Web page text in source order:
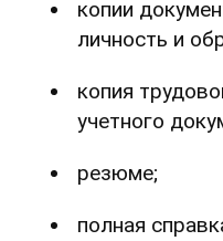
копии
личность и
копия
учетного
резюме;
полная